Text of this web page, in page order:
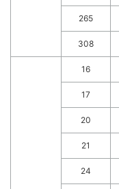
265
308
16
17
20
21
24